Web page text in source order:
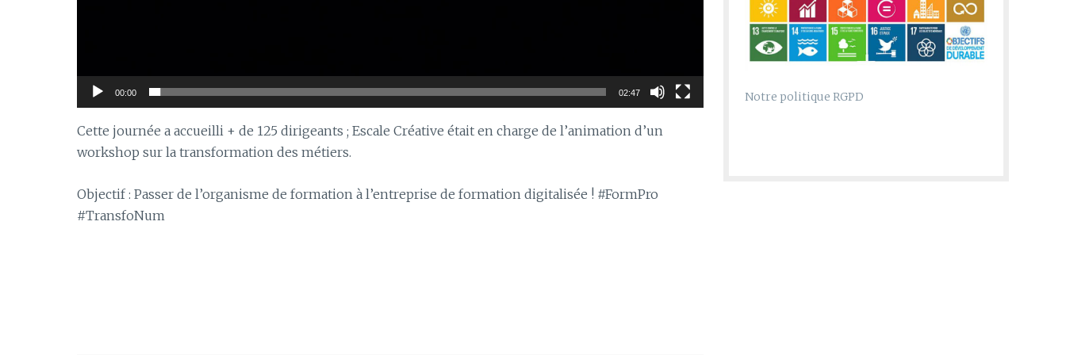
00:00 02:47
Cette journée a accueilli + de 125 dirigeants ; Escale Créative était en charge de l’animation d’un
workshop sur la transformation des métiers.
Objectif : Passer de l’organisme de formation à l’entreprise de formation digitalisée ! #FormPro
#TransfoNum
Notre politique RGPD